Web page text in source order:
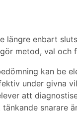
längre enbart
metod, val och
kan be
under givna
att
snarare